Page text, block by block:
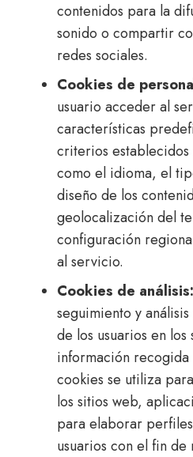
contenidos para la
sonido o compartir
redes sociales.
Cookies de
usuario acceder al
características
criterios establecidos
como el idioma, el
diseño de los
geolocalización del
configuración
al servicio.
Cookies de análisis:
seguimiento y
de los usuarios en los
información
cookies se utiliza
los sitios web,
para elaborar
usuarios con el fin